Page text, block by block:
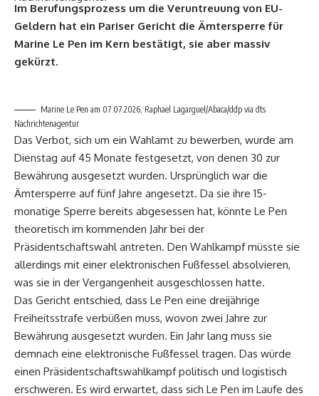
Im Berufungsprozess um die Veruntreuung von EU-
Geldern hat ein Pariser Gericht die Ämtersperre für
Marine Le Pen im Kern bestätigt, sie aber massiv
gekürzt.
Marine Le Pen am 07.07.2026, Raphael Lagarguel/Abaca/ddp via dts
Nachrichtenagentur
Das Verbot, sich um ein Wahlamt zu bewerben, wurde am
Dienstag auf 45 Monate festgesetzt, von denen 30 zur
Bewährung ausgesetzt wurden. Ursprünglich war die
Ämtersperre auf fünf Jahre angesetzt. Da sie ihre 15-
monatige Sperre bereits abgesessen hat, könnte Le Pen
theoretisch im kommenden Jahr bei der
Präsidentschaftswahl antreten. Den Wahlkampf müsste sie
allerdings mit einer elektronischen Fußfessel absolvieren,
was sie in der Vergangenheit ausgeschlossen hatte.
Das Gericht entschied, dass Le Pen eine dreijährige
Freiheitsstrafe verbüßen muss, wovon zwei Jahre zur
Bewährung ausgesetzt wurden. Ein Jahr lang muss sie
demnach eine elektronische Fußfessel tragen. Das würde
einen Präsidentschaftswahlkampf politisch und logistisch
erschweren. Es wird erwartet, dass sich Le Pen im Laufe des